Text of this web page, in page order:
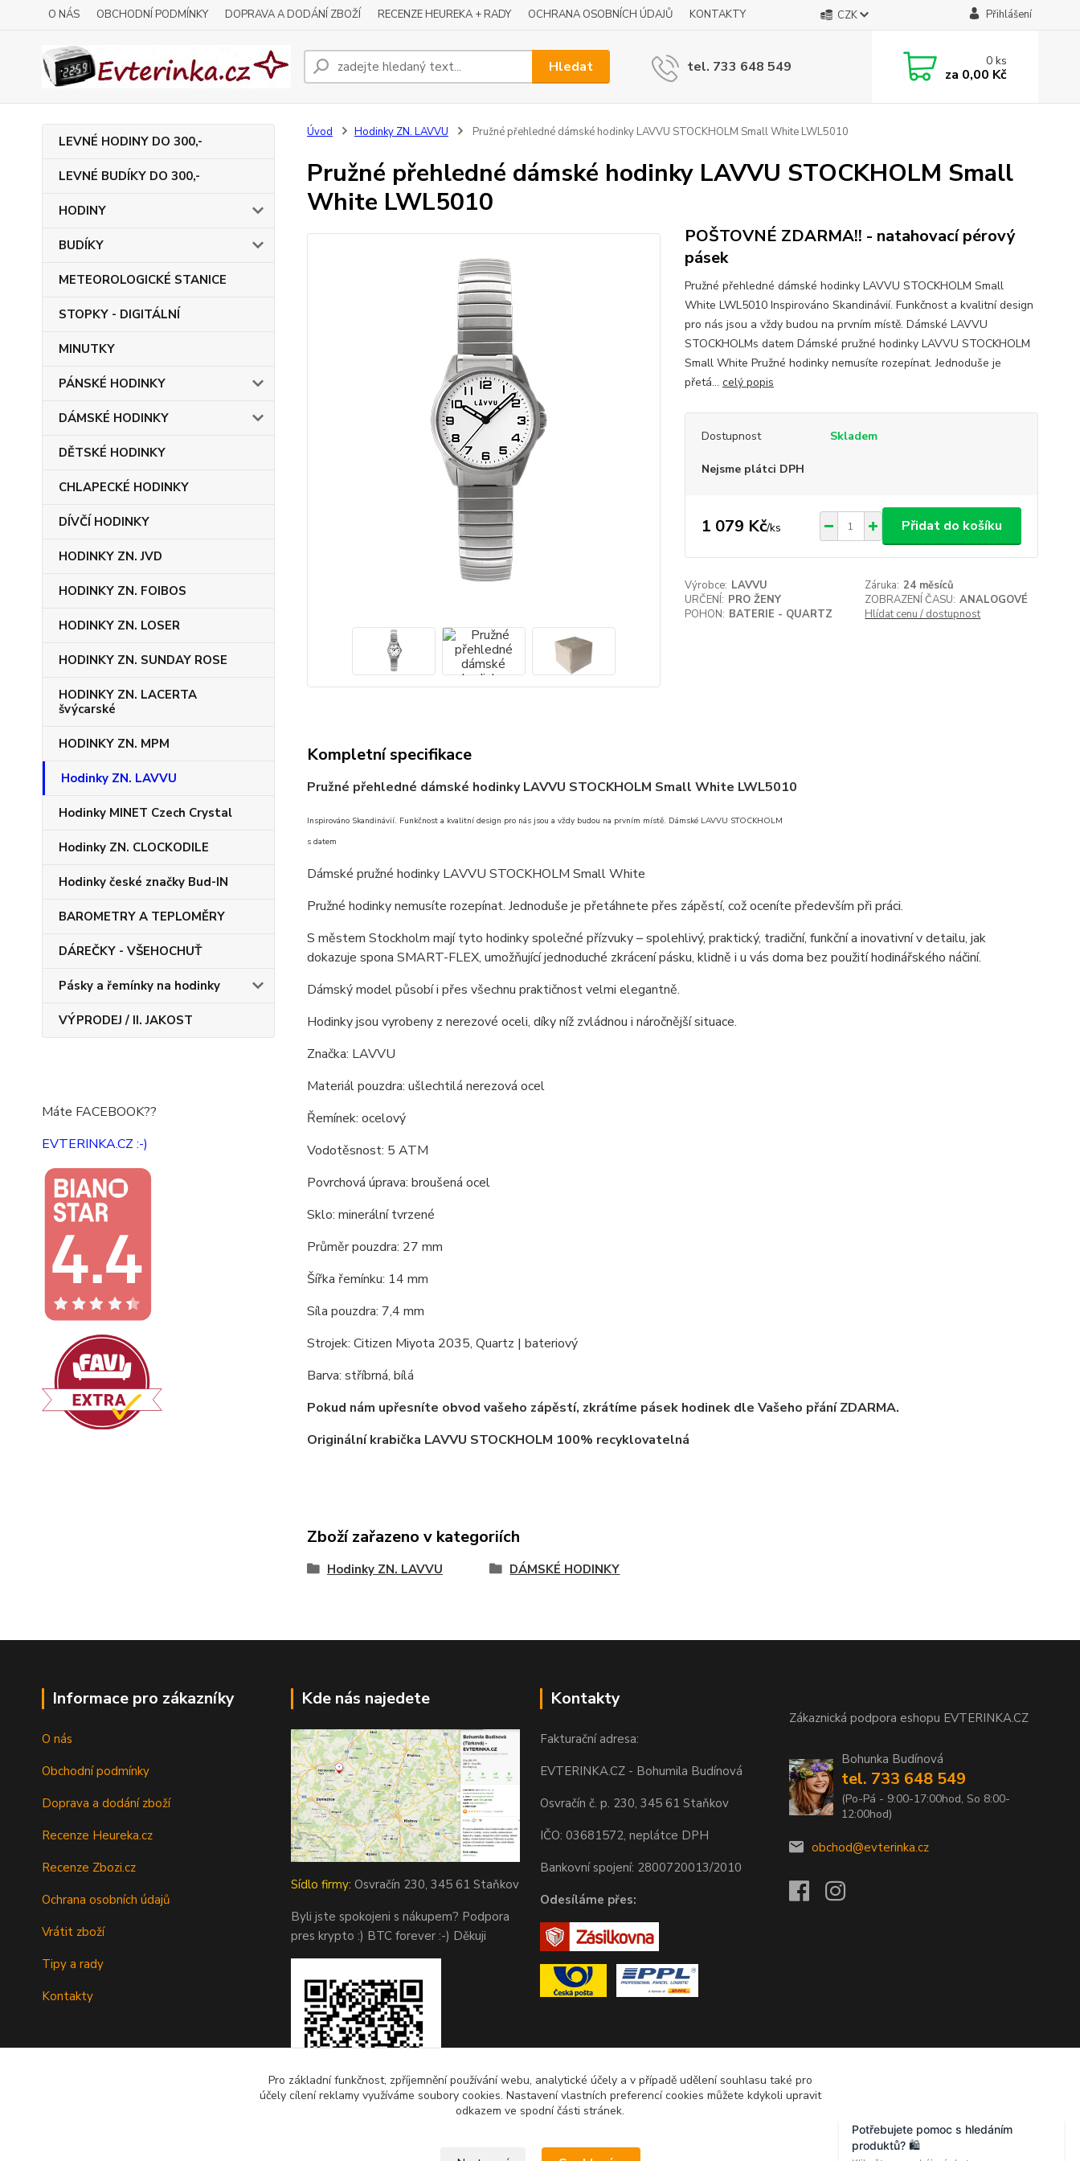
O NÁS OBCHODNÍ PODMÍNKY DOPRAVA A DODÁNÍ ZBOŽÍ RECENZE HEUREKA + RADY OCHRANA OSOBNÍCH ÚDAJŮ KONTAKTY CZK Přihlášení
Hledat tel. 733 648 549 0ks
za 0,00 Kč
LEVNÉ HODINY DO 300,-
LEVNÉ BUDÍKY DO 300,-
HODINY
BUDÍKY
METEOROLOGICKÉ STANICE
STOPKY - DIGITÁLNÍ
MINUTKY
PÁNSKÉ HODINKY
DÁMSKÉ HODINKY
DĚTSKÉ HODINKY
CHLAPECKÉ HODINKY
DÍVČÍ HODINKY
HODINKY ZN. JVD
HODINKY ZN. FOIBOS
HODINKY ZN. LOSER
HODINKY ZN. SUNDAY ROSE
HODINKY ZN. LACERTA
švýcarské
HODINKY ZN. MPM
Hodinky ZN. LAVVU
Hodinky MINET Czech Crystal
Hodinky ZN. CLOCKODILE
Hodinky české značky Bud-IN
BAROMETRY A TEPLOMĚRY
DÁREČKY - VŠEHOCHUŤ
Pásky a řemínky na hodinky
VÝPRODEJ / II. JAKOST
Máte FACEBOOK??
EVTERINKA.CZ :-)
Úvod Hodinky ZN. LAVVU Pružné přehledné dámské hodinky LAVVU STOCKHOLM Small White LWL5010
Pružné přehledné dámské hodinky LAVVU STOCKHOLM Small
White LWL5010
POŠTOVNÉ ZDARMA!! - natahovací pérový
pásek
Pružné přehledné dámské hodinky LAVVU STOCKHOLM Small
White LWL5010 Inspirováno Skandinávií. Funkčnost a kvalitní design
pro nás jsou a vždy budou na prvním místě. Dámské LAVVU
STOCKHOLMs datem Dámské pružné hodinky LAVVU STOCKHOLM
Small White Pružné hodinky nemusíte rozepínat. Jednoduše je
přetá... celý popis
Dostupnost Skladem
Nejsme plátci DPH
1 079 Kč/ks Přidat do košíku
Výrobce: LAVVU Záruka: 24 měsíců
URČENÍ: PRO ŽENY ZOBRAZENÍ ČASU: ANALOGOVÉ
POHON: BATERIE - QUARTZ Hlídat cenu / dostupnost
Kompletní specifikace
Pružné přehledné dámské hodinky LAVVU STOCKHOLM Small White LWL5010
Inspirováno Skandinávií. Funkčnost a kvalitní design pro nás jsou a vždy budou na prvním místě. Dámské LAVVU STOCKHOLM
s datem
Dámské pružné hodinky LAVVU STOCKHOLM Small White
Pružné hodinky nemusíte rozepínat. Jednoduše je přetáhnete přes zápěstí, což oceníte především při práci.
S městem Stockholm mají tyto hodinky společné přízvuky – spolehlivý, praktický, tradiční, funkční a inovativní v detailu, jak
dokazuje spona SMART-FLEX, umožňující jednoduché zkrácení pásku, klidně i u vás doma bez použití hodinářského náčiní.
Dámský model působí i přes všechnu praktičnost velmi elegantně.
Hodinky jsou vyrobeny z nerezové oceli, díky níž zvládnou i náročnější situace.
Značka: LAVVU
Materiál pouzdra: ušlechtilá nerezová ocel
Řemínek: ocelový
Vodotěsnost: 5 ATM
Povrchová úprava: broušená ocel
Sklo: minerální tvrzené
Průměr pouzdra: 27 mm
Šířka řemínku: 14 mm
Síla pouzdra: 7,4 mm
Strojek: Citizen Miyota 2035, Quartz | bateriový
Barva: stříbrná, bílá
Pokud nám upřesníte obvod vašeho zápěstí, zkrátíme pásek hodinek dle Vašeho přání ZDARMA.
Originální krabička LAVVU STOCKHOLM 100% recyklovatelná
Zboží zařazeno v kategoriích
Hodinky ZN. LAVVU DÁMSKÉ HODINKY
Informace pro zákazníky
O nás
Obchodní podmínky
Doprava a dodání zboží
Recenze Heureka.cz
Recenze Zbozi.cz
Ochrana osobních údajů
Vrátit zboží
Tipy a rady
Kontakty
Kde nás najedete
Sídlo firmy: Osvračín 230, 345 61 Staňkov
Byli jste spokojeni s nákupem? Podpora
pres krypto :) BTC forever :-) Děkuji
Kontakty
Fakturační adresa:
EVTERINKA.CZ - Bohumila Budínová
Osvračín č. p. 230, 345 61 Staňkov
IČO: 03681572, neplátce DPH
Bankovní spojení: 2800720013/2010
Odesíláme přes:
Zákaznická podpora eshopu EVTERINKA.CZ
Bohunka Budínová
tel. 733 648 549
(Po-Pá - 9:00-17:00hod, So 8:00-
12:00hod)
obchod@evterinka.cz
Pro základní funkčnost, zpříjemnění používání webu, analytické účely a v případě udělení souhlasu také pro
účely cílení reklamy využíváme soubory cookies. Nastavení vlastních preferencí cookies můžete kdykoli upravit
odkazem ve spodní části stránek.